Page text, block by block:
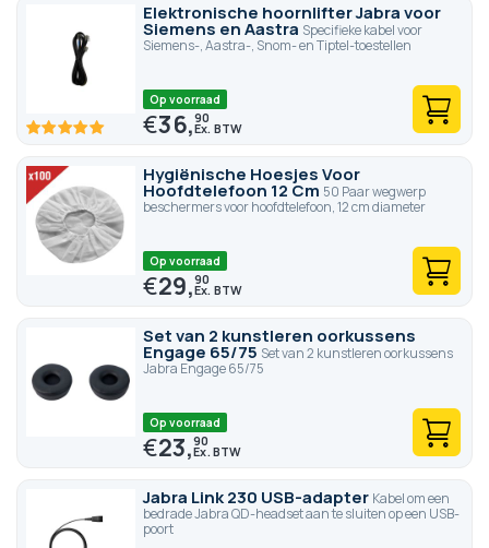
Elektronische hoornlifter Jabra voor
Siemens en Aastra Specifieke kabel voor
Siemens-, Aastra-, Snom- en Tiptel-toestellen
100 100
Op voorraad
€36,90
Hygiënische Hoesjes Voor
Hoofdtelefoon 12 Cm 50 Paar wegwerp
beschermers voor hoofdtelefoon, 12 cm diameter
Op voorraad
€29,90
Set van 2 kunstleren oorkussens
Engage 65/75 Set van 2 kunstleren oorkussens
Jabra Engage 65/75
Op voorraad
€23,90
Jabra Link 230 USB-adapter Kabel om een
bedrade Jabra QD-headset aan te sluiten op een USB-
poort